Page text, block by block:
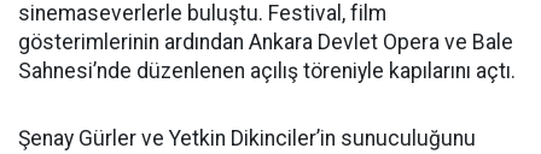
sinemaseverlerle buluştu. Festival, film
gösterimlerinin ardından Ankara Devlet Opera ve Bale
Sahnesi’nde düzenlenen açılış töreniyle kapılarını açtı.
Şenay Gürler ve Yetkin Dikinciler’in sunuculuğunu